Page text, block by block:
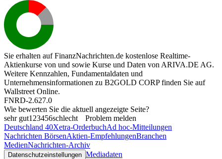
Sie erhalten auf FinanzNachrichten.de kostenlose Realtime-
Aktienkurse von und sowie Kurse und Daten von ARIVA.DE AG.
Weitere Kennzahlen, Fundamentaldaten und
Unternehmensinformationen zu B2GOLD CORP finden Sie auf
Wallstreet Online.
FNRD-2.627.0
Wie bewerten Sie die aktuell angezeigte Seite?
sehr gut1 23456schlecht
Problem melden
Deutschland 40Xetra-OrderbuchAd hoc-Mitteilungen
Nachrichten BörsenAktien-EmpfehlungenBranchen
MedienNachrichten-Archiv
Datenschutzeinstellungen Mediadaten